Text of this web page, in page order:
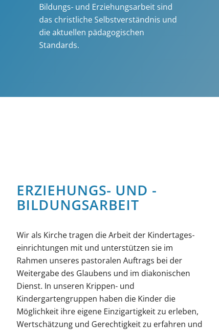
Bildungs- und Erziehungs­arbeit sind
das christliche Selbst­­verständnis und
die aktuellen pädagogischen
Standards.
ERZIEHUNGS- UND ­
BILDUNGS­­ARBEIT
Wir als Kirche tragen die Arbeit der Kinder­­­tages­­­
ein­­rich­­­tungen mit und unter­stützen sie im
Rahmen unseres pasto­­ralen Auftrags bei der
Weiter­­gabe des Glaubens und im diakonischen
Dienst. In unseren Krippen- und
Kindergartengruppen haben die Kinder die
Möglichkeit ihre eigene Einzigartigkeit zu erleben,
Wertschätzung und Gerechtigkeit zu erfahren und